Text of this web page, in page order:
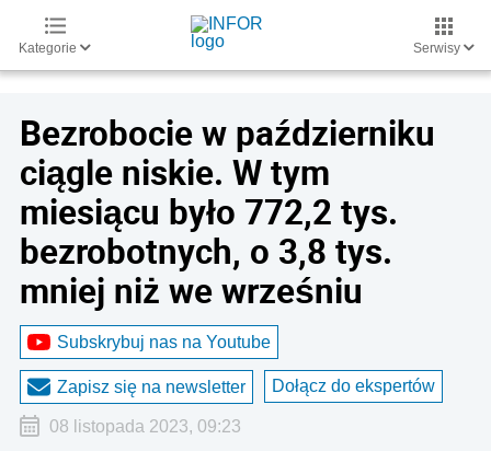
Kategorie Serwisy
Bezrobocie w październiku
ciągle niskie. W tym
miesiącu było 772,2 tys.
bezrobotnych, o 3,8 tys.
mniej niż we wrześniu
Subskrybuj nas na Youtube
Zapisz się na newsletter Dołącz do ekspertów
08 listopada 2023, 09:23